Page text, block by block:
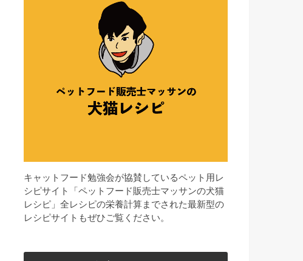
キャットフード勉強会が協賛しているペット用レ
シピサイト「ペットフード販売士マッサンの犬猫
レシピ」全レシピの栄養計算までされた最新型の
レシピサイトもぜひご覧ください。